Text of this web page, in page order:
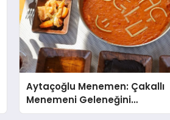
Aytaçoğlu Menemen: Çakallı
Menemeni Geleneğini
Yaşatan Aile İşletmesi